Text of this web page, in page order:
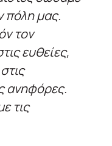
πόλη μας.
τον
ευθείες,
ανηφόρες.
τις